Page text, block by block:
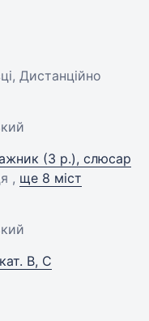
Дистанційно
(3 р.), слюсар
, ще 8 міст
В, С